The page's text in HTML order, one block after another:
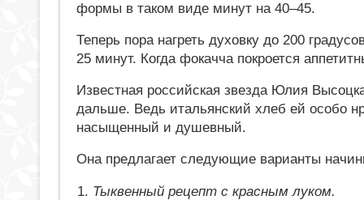
формы в таком виде минут на 40–45.
Теперь пора нагреть духовку до 200
25 минут. Когда фокачча покроется
Известная российская звезда Юлия
дальше. Ведь итальянский хлеб ей особо
насыщенный и душевный.
Она предлагает следующие варианты
Тыквенный рецепт с красным луком.